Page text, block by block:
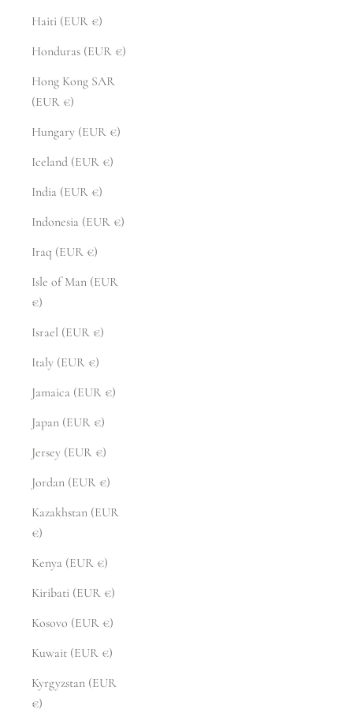
Haiti (EUR €)
Honduras (EUR €)
Hong Kong SAR
(EUR €)
Hungary (EUR €)
Iceland (EUR €)
India (EUR €)
Indonesia (EUR €)
Iraq (EUR €)
Isle of Man (EUR
€)
Israel (EUR €)
Italy (EUR €)
Jamaica (EUR €)
Japan (EUR €)
Jersey (EUR €)
Jordan (EUR €)
Kazakhstan (EUR
€)
Kenya (EUR €)
Kiribati (EUR €)
Kosovo (EUR €)
Kuwait (EUR €)
Kyrgyzstan (EUR
€)